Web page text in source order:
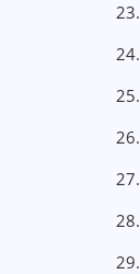
23.
24.
25.
26.
27.
28.
29.